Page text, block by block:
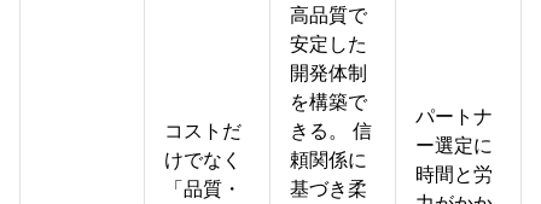
コストだ
けでなく
「品質・
高品質で
安定した
開発体制
を構築で
きる。 信
頼関係に
基づき柔
パートナ
ー選定に
時間と労